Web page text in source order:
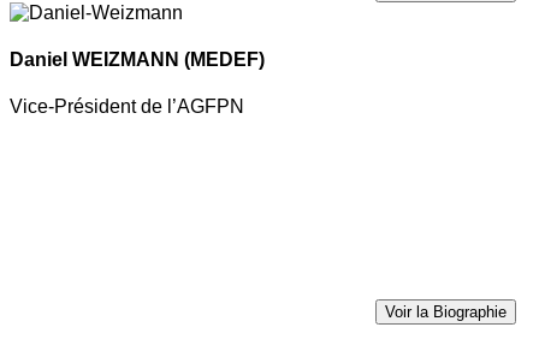
Daniel WEIZMANN (MEDEF)
Vice-Président de l’AGFPN
Voir la Biographie